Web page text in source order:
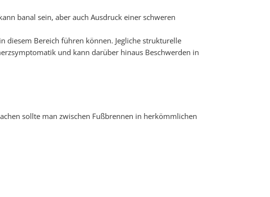
banal sein, aber auch Ausdruck einer schweren
diesem Bereich führen können. Jegliche strukturelle
und kann darüber hinaus Beschwerden in
sollte man zwischen Fußbrennen in herkömmlichen